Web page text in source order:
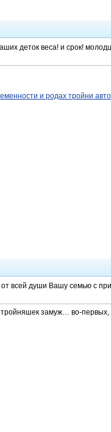
деток веса! и срок!
и родах тройни
от всей души Вашу семью с
тройняшек замуж… во-